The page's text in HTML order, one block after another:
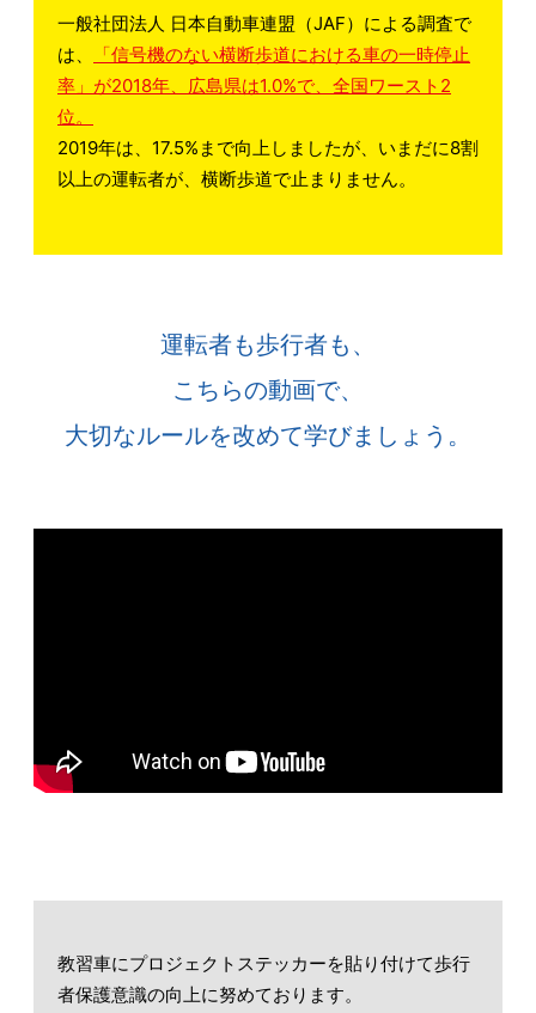
一般社団法人 日本自動車連盟（JAF）による調査で
は、
「信号機のない横断歩道における車の一時停止
率」が2018年、広島県は1.0%で、全国ワースト2
位。
2019年は、17.5%まで向上しましたが、いまだに8割
以上の運転者が、横断歩道で止まりません。
運転者も歩行者も、
こちらの動画で、
大切なルールを改めて学びましょう。
教習車にプロジェクトステッカーを貼り付けて歩行
者保護意識の向上に努めております。